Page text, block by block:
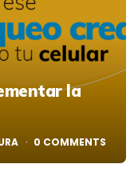
la
0 COMMENTS